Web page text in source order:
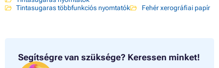
Tintasugaras többfunkciós nyomtatók
Fehér xerográfiai papír
Segítségre van szüksége? Keressen minket!